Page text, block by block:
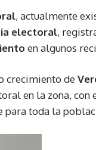
, actualmente
electoral,
en algunos
crecimiento de
en la zona,
para toda la